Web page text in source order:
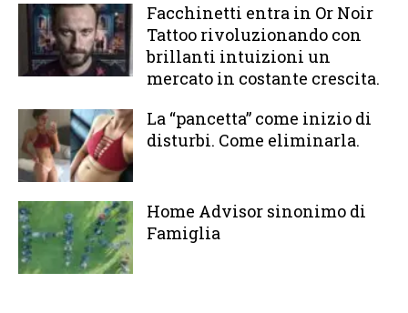
Facchinetti entra in Or Noir
Tattoo rivoluzionando con
brillanti intuizioni un
mercato in costante crescita.
La “pancetta” come inizio di
disturbi. Come eliminarla.
Home Advisor sinonimo di
Famiglia